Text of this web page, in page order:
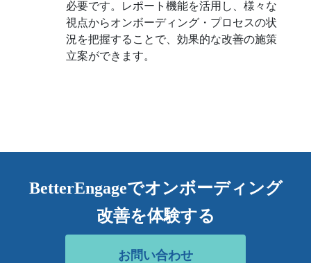
必要です。レポート機能を活用し、様々な
視点からオンボーディング・プロセスの状
況を把握することで、効果的な改善の施策
立案ができます。
BetterEngageでオンボーディング
改善を体験する
お問い合わせ